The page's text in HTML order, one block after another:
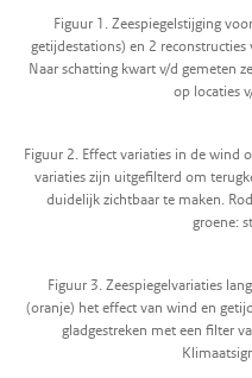
Figuur 1. Zeespiegelstijging
getijdestations) en 2
Naar schatting kwart v/d gemeten
op locaties
Figuur 2. Effect variaties in de wind
variaties zijn uitgefilterd om
duidelijk zichtbaar te maken.
groene:
Figuur 3. Zeespiegelvariaties
(oranje) het effect van wind en
gladgestreken met een filter